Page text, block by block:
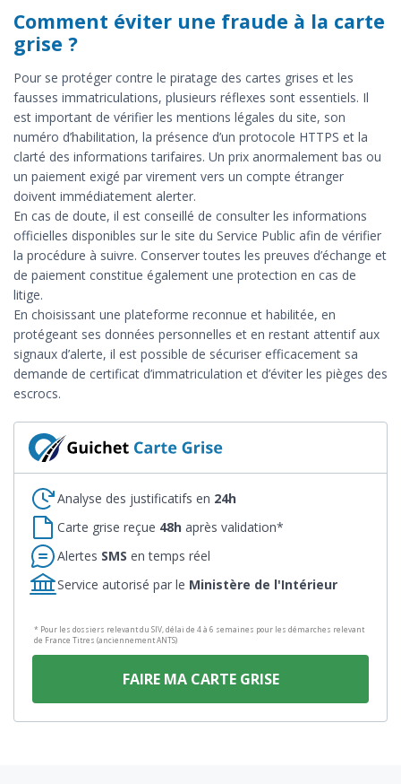
Comment éviter une fraude à la carte
grise ?
Pour se protéger contre le piratage des cartes grises et les
fausses immatriculations, plusieurs réflexes sont essentiels. Il
est important de vérifier les mentions légales du site, son
numéro d’habilitation, la présence d’un protocole HTTPS et la
clarté des informations tarifaires. Un prix anormalement bas ou
un paiement exigé par virement vers un compte étranger
doivent immédiatement alerter.
En cas de doute, il est conseillé de consulter les informations
officielles disponibles sur le site du Service Public afin de vérifier
la procédure à suivre. Conserver toutes les preuves d’échange et
de paiement constitue également une protection en cas de
litige.
En choisissant une plateforme reconnue et habilitée, en
protégeant ses données personnelles et en restant attentif aux
signaux d’alerte, il est possible de sécuriser efficacement sa
demande de certificat d’immatriculation et d’éviter les pièges des
escrocs.
Analyse des justificatifs en 24h
Carte grise reçue 48h après validation*
Alertes SMS en temps réel
Service autorisé par le Ministère de l'Intérieur
* Pour les dossiers relevant du SIV, délai de 4 à 6 semaines pour les démarches relevant
de France Titres (anciennement ANTS)
FAIRE MA CARTE GRISE